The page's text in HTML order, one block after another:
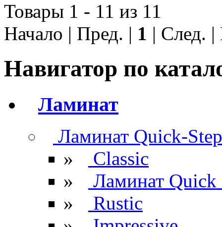
Товары 1 - 11 из 11
Начало | Пред. | 1 | След.
Навигатор по
Ламинат
Ламинат Quick-Step
»
Classic
»
Ламинат Quick
»
Rustic